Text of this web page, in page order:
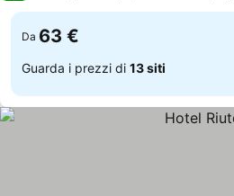
Da 63 €
Guarda i prezzi di 13 siti